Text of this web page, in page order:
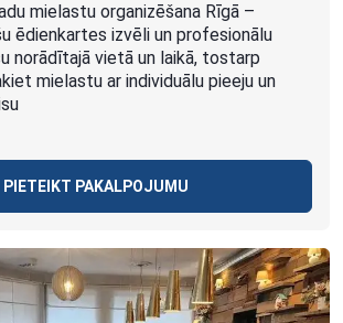
mielastu organizēšana Rīgā –
ēdienkartes izvēli un profesionālu
norādītajā vietā un laikā, tostarp
mielastu ar individuālu pieeju un
PIETEIKT PAKALPOJUMU